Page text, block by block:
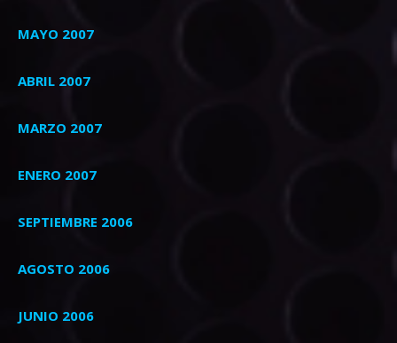
MAYO 2007
ABRIL 2007
MARZO 2007
ENERO 2007
SEPTIEMBRE 2006
AGOSTO 2006
JUNIO 2006